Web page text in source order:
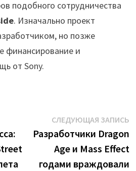
подобного сотрудничества
. Изначально проект
но позже
финансирование и
от Sony.
СЛЕДУЮЩАЯ ЗАПИСЬ
Разработчики Dragon
Age и Mass Effect
годами враждовали